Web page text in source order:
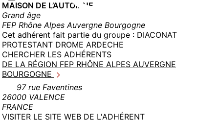
MAISON DE L’AUTOMNE
Grand âge
FEP Rhône Alpes Auvergne Bourgogne
Cet adhérent fait partie du groupe : DIACONAT
PROTESTANT DROME ARDECHE
CHERCHER LES ADHÉRENTS
DE LA RÉGION FEP RHÔNE ALPES AUVERGNE
BOURGOGNE
97 rue Faventines
26000 VALENCE
FRANCE
VISITER LE SITE WEB DE L'ADHÉRENT(NOUVELLE